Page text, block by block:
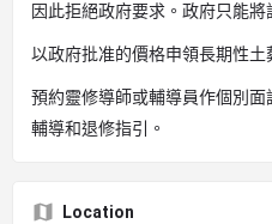
因此拒絕政府要求。政府只能將
以政府批准的價格申領長期性土
預約靈修導師或輔導員作個別
輔導和退修指引。
Location